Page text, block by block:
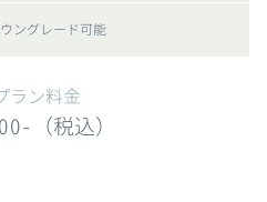
ングレード可能
ラン料金
（税込）